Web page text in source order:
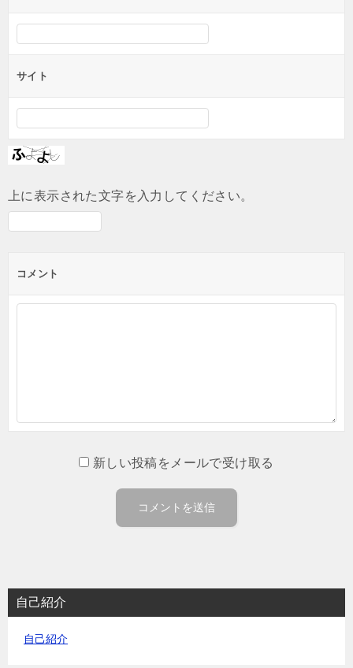
サイト
上に表示された文字を入力してください。
コメント
新しい投稿をメールで受け取る
自己紹介
自己紹介